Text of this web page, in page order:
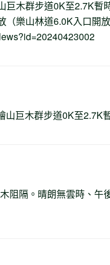
巨木群步道0K至2.7K暫
樂山林道6.0K入口開
巨木群步道0K至2.7K
阻隔。晴朗無雲時、午